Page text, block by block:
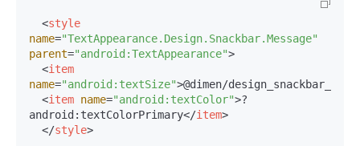
<style
name="TextAppearance.Design.Snackbar.Message"
parent="android:TextAppearance">
<item
name="android:textSize">@dimen/
<item name="android:textColor">?
android:textColorPrimary</item>
</style>